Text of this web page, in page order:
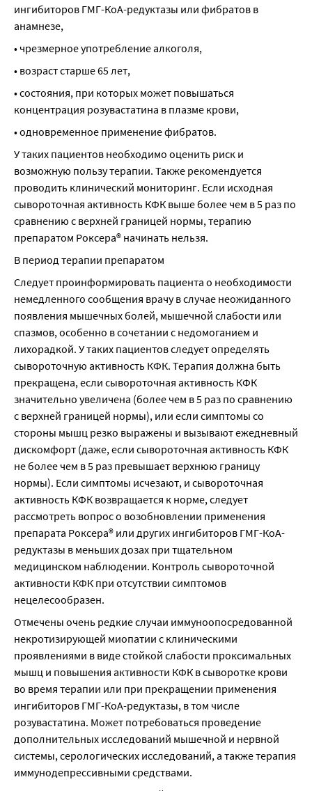
ингибиторов ГМГ-КоА-редуктазы или фибратов в
анамнезе,
• чрезмерное употребление алкоголя,
• возраст старше 65 лет,
• состояния, при которых может повышаться
концентрация розувастатина в плазме крови,
• одновременное применение фибратов.
У таких пациентов необходимо оценить риск и
возможную пользу терапии. Также рекомендуется
проводить клинический мониторинг. Если исходная
сывороточная активность КФК выше более чем в 5 раз по
сравнению с верхней границей нормы, терапию
препаратом Роксера® начинать нельзя.
В период терапии препаратом
Следует проинформировать пациента о необходимости
немедленного сообщения врачу в случае неожиданного
появления мышечных болей, мышечной слабости или
спазмов, особенно в сочетании с недомоганием и
лихорадкой. У таких пациентов следует определять
сывороточную активность КФК. Терапия должна быть
прекращена, если сывороточная активность КФК
значительно увеличена (более чем в 5 раз по сравнению
с верхней границей нормы), или если симптомы со
стороны мышц резко выражены и вызывают ежедневный
дискомфорт (даже, если сывороточная активность КФК
не более чем в 5 раз превышает верхнюю границу
нормы). Если симптомы исчезают, и сывороточная
активность КФК возвращается к норме, следует
рассмотреть вопрос о возобновлении применения
препарата Роксера® или других ингибиторов ГМГ-КоА-
редуктазы в меньших дозах при тщательном
медицинском наблюдении. Контроль сывороточной
активности КФК при отсутствии симптомов
нецелесообразен.
Отмечены очень редкие случаи иммуноопосредованной
некротизирующей миопатии с клиническими
проявлениями в виде стойкой слабости проксимальных
мышц и повышения активности КФК в сыворотке крови
во время терапии или при прекращении применения
ингибиторов ГМГ-КоА-редуктазы, в том числе
розувастатина. Может потребоваться проведение
дополнительных исследований мышечной и нервной
системы, серологических исследований, а также терапия
иммунодепрессивными средствами.